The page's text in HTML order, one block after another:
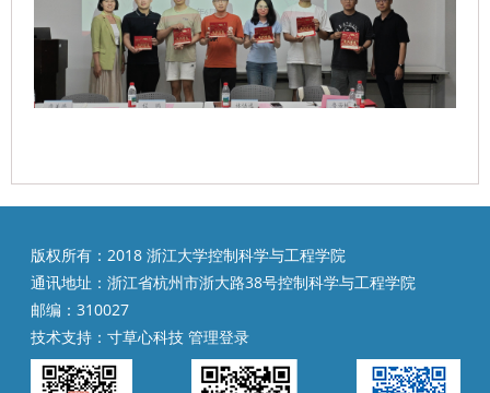
版权所有：2018 浙江大学控制科学与工程学院
通讯地址：浙江省杭州市浙大路38号控制科学与工程学院
邮编：310027
技术支持： 寸草心科技 管理登录